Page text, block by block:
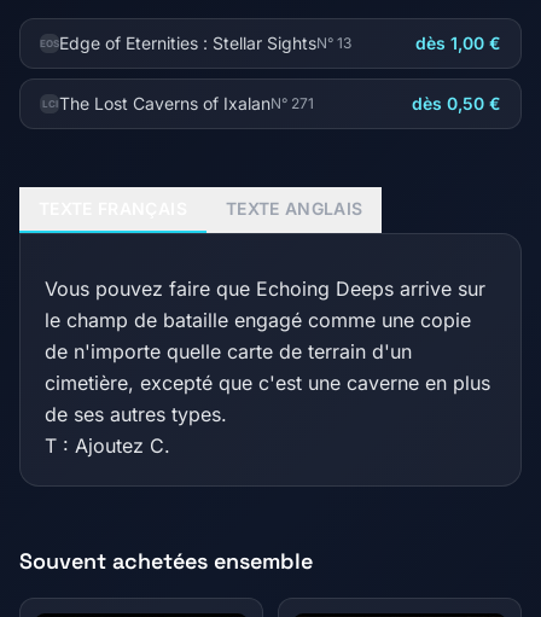
EOSEdge of Eternities : Stellar SightsN° 13 dès 1,00 €
LCIThe Lost Caverns of IxalanN° 271 dès 0,50 €
TEXTE ANGLAIS
Vous pouvez faire que Echoing Deeps arrive sur
le champ de bataille engagé comme une copie
de n'importe quelle carte de terrain d'un
cimetière, excepté que c'est une caverne en plus
de ses autres types.
T : Ajoutez C.
Souvent achetées ensemble